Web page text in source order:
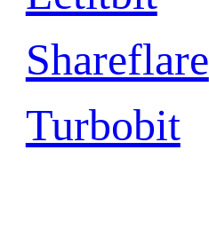
Shareflare
Turbobit